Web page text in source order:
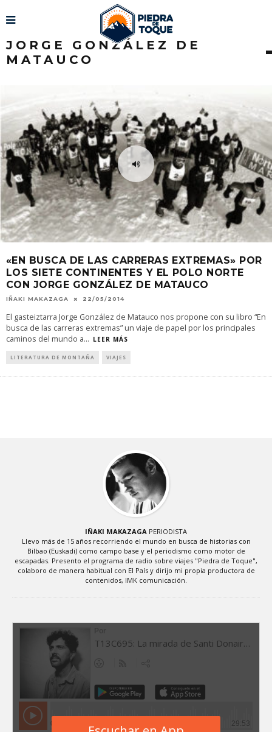
JORGE GONZÁLEZ DE
MATAUCO
«EN BUSCA DE LAS CARRERAS EXTREMAS» POR
LOS SIETE CONTINENTES Y EL POLO NORTE
CON JORGE GONZÁLEZ DE MATAUCO
IÑAKI MAKAZAGA 22/05/2014
El gasteiztarra Jorge González de Matauco nos propone con su libro “En
busca de las carreras extremas” un viaje de papel por los principales
caminos del mundo a... LEER MÁS
LITERATURA DE MONTAÑA VIAJES
IÑAKI MAKAZAGA PERIODISTA
Llevo más de 15 años recorriendo el mundo en busca de historias con
Bilbao (Euskadi) como campo base y el periodismo como motor de
escapadas. Presento el programa de radio sobre viajes "Piedra de Toque",
colaboro de manera habitual con El País y dirijo mi propia productora de
contenidos, IMK comunicación.